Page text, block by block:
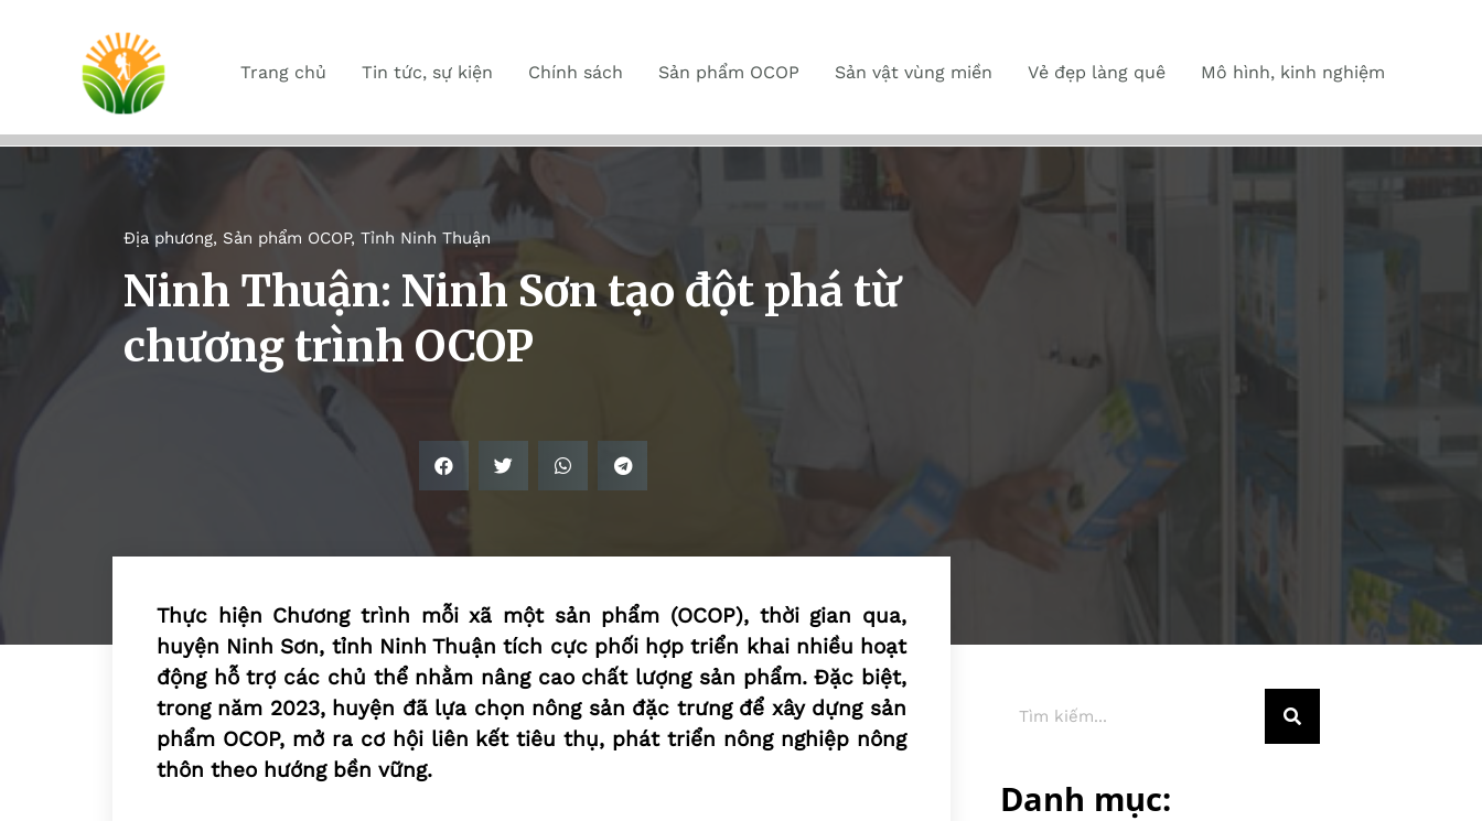
Trang chủ Tin tức, sự kiện Chính sách Sản phẩm OCOP Sản vật vùng miền Vẻ đẹp làng quê Mô hình, kinh nghiệm
Địa phương, Sản phẩm OCOP, Tỉnh Ninh Thuận
Ninh Thuận: Ninh Sơn tạo đột phá từ
chương trình OCOP
Thực hiện Chương trình mỗi xã một sản phẩm (OCOP), thời gian qua,
huyện Ninh Sơn, tỉnh Ninh Thuận tích cực phối hợp triển khai nhiều hoạt
động hỗ trợ các chủ thể nhằm nâng cao chất lượng sản phẩm. Đặc biệt,
trong năm 2023, huyện đã lựa chọn nông sản đặc trưng để xây dựng sản
phẩm OCOP, mở ra cơ hội liên kết tiêu thụ, phát triển nông nghiệp nông
thôn theo hướng bền vững.
Danh mục: